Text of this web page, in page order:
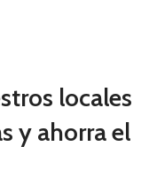
locales
y ahorra el